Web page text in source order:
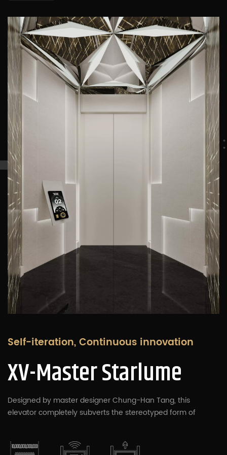
Self-iteration, Continuous innovation
XV-Master Starlume
Designed by master designer Chung-Han Tang, this
elevator completely subverts the stereotyped form of
frame as the spatial skeleton. Through mirror reflection and